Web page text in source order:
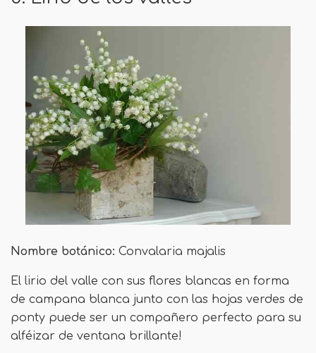
Nombre botánico: Convalaria majalis
El lirio del valle con sus flores blancas en forma
de campana blanca junto con las hojas verdes de
ponty puede ser un compañero perfecto para su
alféizar de ventana brillante!